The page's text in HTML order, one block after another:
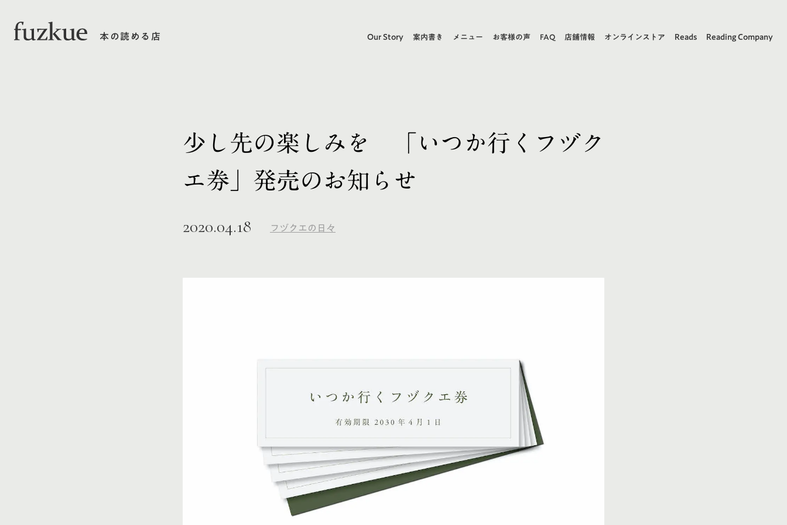
本の読める店 Our Story 案内書き メニュー お客様の声 FAQ 店舗情報 オンラインストア Reads Reading Company
少し先の楽しみを 「いつか行くフヅク
エ券」発売のお知らせ
2020.04.18 フヅクエの日々